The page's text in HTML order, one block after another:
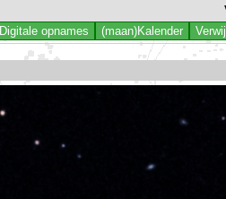
Digitale opnames (maan)Kalender